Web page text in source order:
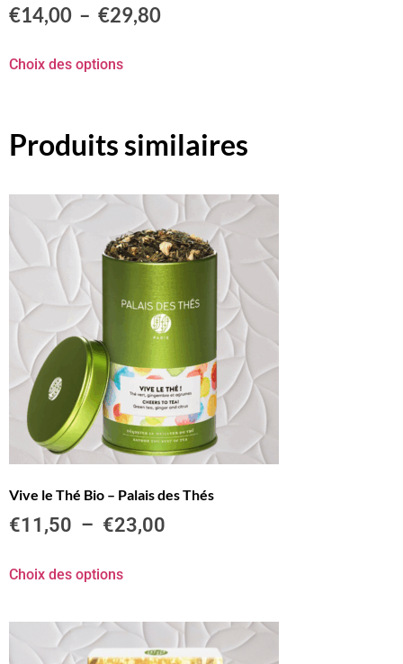
€14,00 – €29,80
Choix des options
Produits similaires
Vive le Thé Bio – Palais des Thés
€11,50 – €23,00
Choix des options